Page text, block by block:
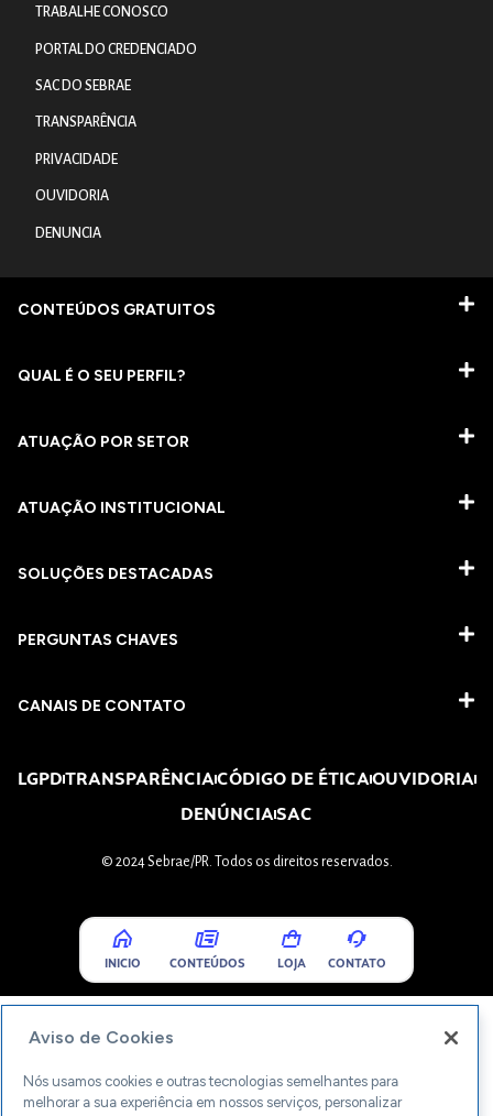
TRABALHE CONOSCO
PORTAL DO CREDENCIADO
SAC DO SEBRAE
TRANSPARÊNCIA
PRIVACIDADE
OUVIDORIA
DENUNCIA
CONTEÚDOS GRATUITOS
QUAL É O SEU PERFIL?
ATUAÇÃO POR SETOR
ATUAÇÃO INSTITUCIONAL
SOLUÇÕES DESTACADAS
PERGUNTAS CHAVES​
CANAIS DE CONTATO
LGPDTRANSPARÊNCIACÓDIGO DE ÉTICAOUVIDORIA
DENÚNCIASAC
© 2024 Sebrae/PR. Todos os direitos reservados.
INICIO CONTEÚDOS LOJA CONTATO
Aviso de Cookies
Nós usamos cookies e outras tecnologias semelhantes para
melhorar a sua experiência em nossos serviços, personalizar